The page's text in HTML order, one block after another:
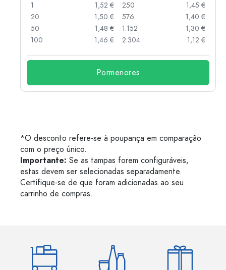
1
1,52 €
20
1,50 €
50
1,48 €
100
1,46 €
250
1,45 €
576
1,40 €
1.152
1,30 €
2.304
1,12 €
Pormenores
*O desconto refere-se à poupança em comparação
com o preço único.
Importante: Se as tampas forem configuráveis,
estas devem ser selecionadas separadamente.
Certifique-se de que foram adicionadas ao seu
carrinho de compras.